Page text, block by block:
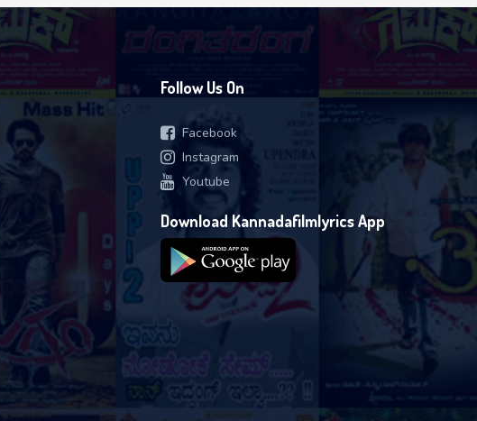
Follow Us On
Facebook
Instagram
Youtube
Download Kannadafilmlyrics App